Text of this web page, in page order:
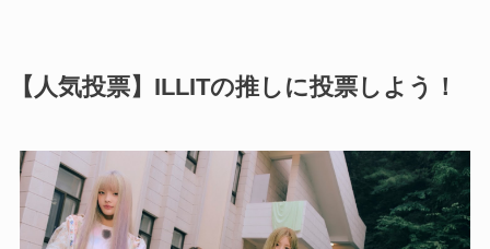
【人気投票】ILLITの推しに投票しよう！